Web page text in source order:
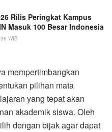
Rilis Peringkat Kampus
Masuk 100 Besar Indonesia
WIB
mempertimbangkan
pilihan mata
yang tepat akan
akademik siswa. Oleh
dengan bijak agar dapat